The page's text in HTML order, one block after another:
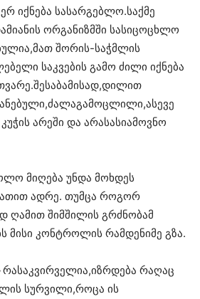
იქნება სასარგებლო.საქმე
ორგანიზმში სასიცოცხლო
შორის-საჭმლის
საკვების გამო ძილი იქნება
კუჭის არეში და არასასიამოვნო
მიღება უნდა მოხდეს
ადრე. თუმცა როგორ
ღამით შიმშილის გრძნობამ
მისი კონტროლის რამდენიმე გზა.
რასაკვირველია,იზრდება რაღაც
სურვილი,როცა ის